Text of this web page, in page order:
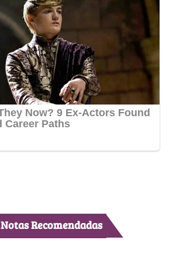
Notas Recomendadas